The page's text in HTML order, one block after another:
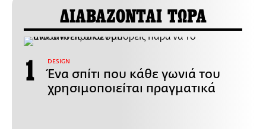
ΔΙΑΒΑΖΟΝΤΑΙ ΤΩΡΑ
DESIGN
Ένα σπίτι που κάθε γωνιά του
χρησιμοποιείται πραγματικά